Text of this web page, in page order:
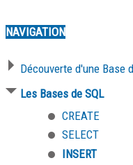
NAVIGATION
Découverte d'une Base
Les Bases de SQL
CREATE
SELECT
INSERT